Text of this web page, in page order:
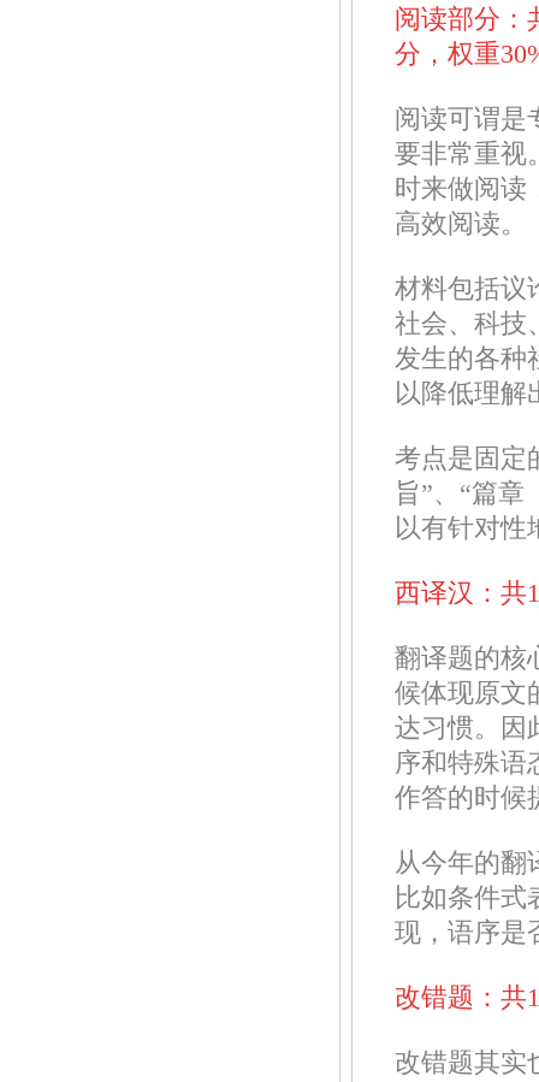
阅读部分：
分，权重
阅读可谓是
要非常重视
时来做阅读
高效阅读。
材料包括议
社会、科技
发生的各种
以降低理解
考点是固定
旨”、“篇
以有针对性
西译汉：共
翻译题的核
候体现原文
达习惯。因
序和特殊语
作答的时候
从今年的翻
比如条件式
现，语序是
改错题：共
改错题其实